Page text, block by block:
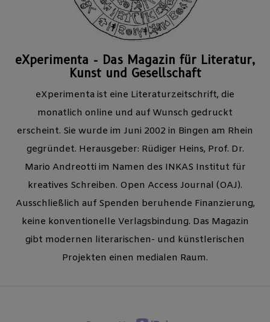
eXperimenta - Das Magazin für Literatur,
Kunst und Gesellschaft
eXperimenta ist eine Literaturzeitschrift, die
monatlich online und auf Wunsch gedruckt
erscheint. Sie wurde im Juni 2002 in Bingen am Rhein
gegründet. Herausgeber: Rüdiger Heins, Prof. Dr.
Mario Andreotti im Namen des INKAS Institut für
kreatives Schreiben. Open Access Journal (OAJ).
Ausschließlich auf Spenden beruhende Finanzierung,
keine konventionelle Verlagsbindung. Das Magazin
gibt modernen literarischen- und künstlerischen
Projekten einen medialen Raum.